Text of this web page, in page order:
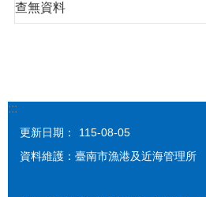
查無資料
:::
更新日期：
115-08-05
資料維護：臺南市漁港及近海管理所